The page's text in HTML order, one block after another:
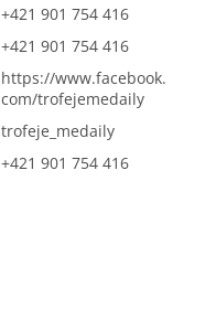
+421 901 754 416
+421 901 754 416
https://www.facebook.
com/trofejemedaily
trofeje_medaily
+421 901 754 416